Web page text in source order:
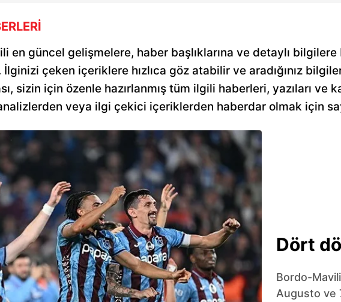
en güncel gelişmelere, haber başlıklarına ve detaylı
çeken içeriklere hızlıca göz atabilir ve aradığınız
sizin için özenle hazırlanmış tüm ilgili haberleri, yazıları ve
veya ilgi çekici içeriklerden haberdar olmak için
Dört
Bordo-
Augusto ve